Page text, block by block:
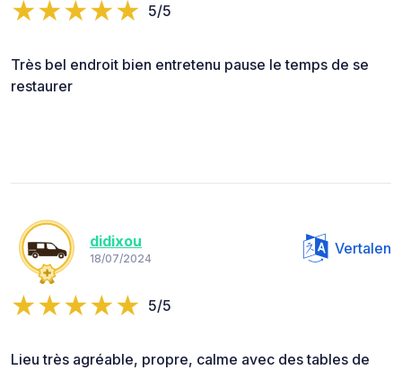
5/5
Très bel endroit bien entretenu pause le temps de se
restaurer
didixou
18/07/2024
Vertalen
5/5
Lieu très agréable, propre, calme avec des tables de